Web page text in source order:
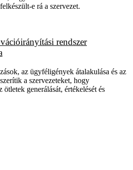
e rá a szervezet.
rendszer
az ügyféligények átalakulása és az
a szervezeteket, hogy
generálását, értékelését és